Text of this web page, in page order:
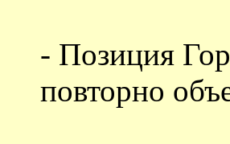
- Позиция
повторно